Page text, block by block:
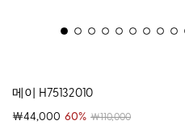
메이 H75132010
￦44,000 60% ￦110,000